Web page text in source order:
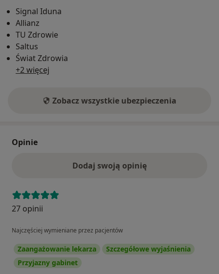
Signal Iduna
Allianz
TU Zdrowie
Saltus
Świat Zdrowia
+2 więcej
Zobacz wszystkie ubezpieczenia
Opinie
Dodaj swoją opinię
27 opinii
Najczęściej wymieniane przez pacjentów
Zaangażowanie lekarza
Szczegółowe wyjaśnienia
Przyjazny gabinet